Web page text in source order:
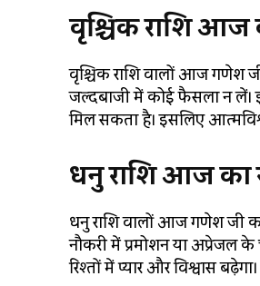
वृश्चिक राशि
वृश्चिक राशि वालों आज गणेश
जल्दबाजी में कोई फैसला न
मिल सकता है। इसलिए
धनु राशि आज का
धनु राशि वालों आज गणेश जी
नौकरी में प्रमोशन या अप्रेजल
रिश्तों में प्यार और विश्वास